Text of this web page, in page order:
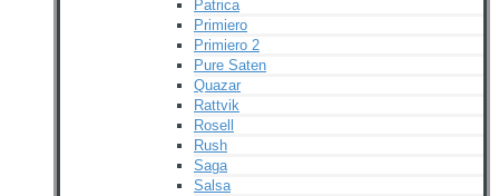
Patrica
Primiero
Primiero 2
Pure Saten
Quazar
Rattvik
Rosell
Rush
Saga
Salsa